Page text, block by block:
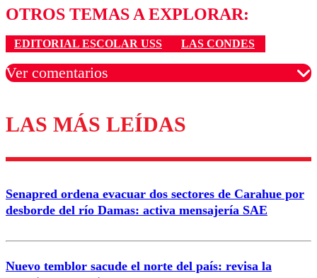
OTROS TEMAS A EXPLORAR:
EDITORIAL ESCOLAR USS LAS CONDES
Ver comentarios
Los comentarios son moderados para garantizar un
diálogo respetuoso.
Correo
LAS MÁS LEÍDAS
Senapred ordena evacuar dos sectores de Carahue por
desborde del río Damas: activa mensajería SAE
Nuevo temblor sacude el norte del país: revisa la